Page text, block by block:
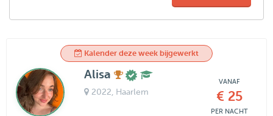
Kalender deze week bijgewerkt
Alisa
2022 , Haarlem
VANAF
€ 25
PER NACHT